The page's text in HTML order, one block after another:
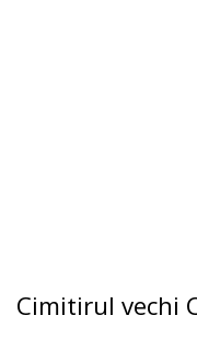
Cimitirul vechi